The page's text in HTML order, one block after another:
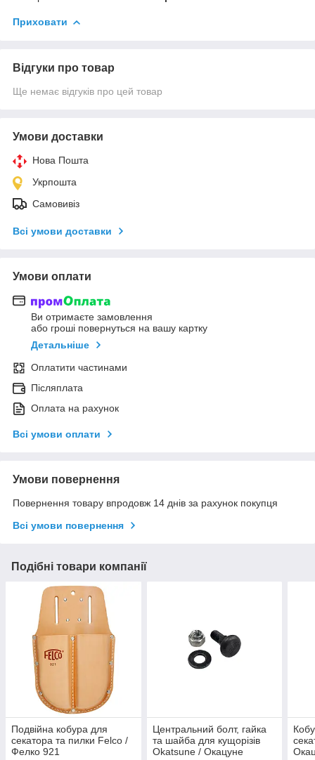
Приховати
Відгуки про товар
Ще немає відгуків про цей товар
Умови доставки
Нова Пошта
Укрпошта
Самовивіз
Всі умови доставки
Умови оплати
Ви отримаєте замовлення
або гроші повернуться на вашу картку
Детальніше
Оплатити частинами
Післяплата
Оплата на рахунок
Всі умови оплати
Умови повернення
Повернення товару впродовж 14 днів за рахунок покупця
Всі умови повернення
Подібні товари компанії
Подвійна кобура для
секатора та пилки Felco /
Фелко 921
Центральний болт, гайка
та шайба для кущорізів
Okatsune / Окацуне